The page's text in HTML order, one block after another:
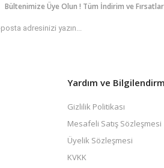
Bültenimize Üye Olun ! Tüm İndirim ve
Yardım ve
Gizlilik Politikası
Mesafeli Satış Sözleşmesi
Üyelik Sözleşmesi
KVKK